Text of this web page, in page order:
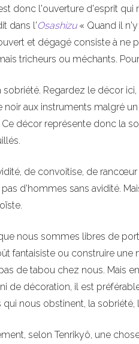
donc l'ouverture d'esprit qui
dans l'Osashizu« Quand il n'y
et dégagé consiste à ne
tricheurs ou méchants.
sobriété. Regardez le décor
noir aux instruments malgré
Ce décor représente donc la
de convoitise, de
pas d’hommes sans avidité.
nous sommes libres de
fantaisiste ou construire
de tabou chez nous. Mais
de décoration, il est
qui nous obstinent, la
selon Tenrikyô, une